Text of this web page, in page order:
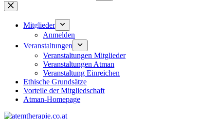
Keine
Ergebnisse
Mitglieder
Anmelden
Veranstaltungen
Veranstaltungen Mitglieder
Veranstaltungen Atman
Veranstaltung Einreichen
Ethische Grundsätze
Vorteile der Mitgliedschaft
Atman-Homepage